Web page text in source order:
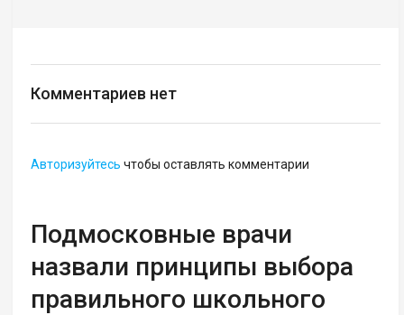
Комментариев нет
Авторизуйтесь чтобы оставлять комментарии
Подмосковные врачи
назвали принципы выбора
правильного школьного